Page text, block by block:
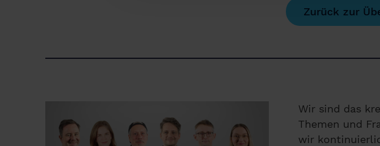
Zurück zur
Wir sind das
Themen und
wir